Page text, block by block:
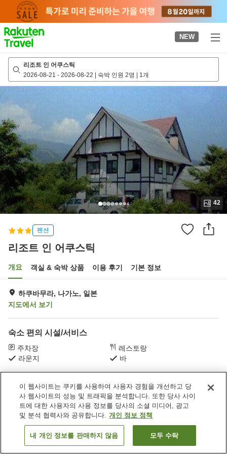
page
NEW
리조트 인 어쿠스틱
2026-08-21 - 2026-08-22 | 숙박 인원 2명 | 1개
42
펜션
리조트 인 어쿠스틱
개요 객실 & 숙박 상품 이용 후기 기본 정보
하쿠바무라, 나가노, 일본
지도에서 보기
숙소 편의 시설/서비스
주차장
레스토랑
라운지
바
일본 나가노 하쿠바무라 리조트 인 어쿠스틱
객실 보기
이 웹사이트는 쿠키를 사용하여 사용자 경험을 개선하고 당
사 웹사이트의 성능 및 트래픽을 분석합니다. 또한 당사 사이
트에 대한 사용자의 사용 정보를 당사의 소셜 미디어, 광고
및 분석 협력사와 공유합니다. 개인 정보 정책
내 개인 정보를 판매하지 않음 모두 수락